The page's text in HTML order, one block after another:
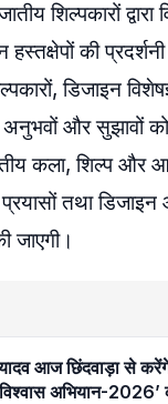
शिल्पकारों द्वारा
हस्तक्षेपों की
डिजाइन
और सुझावों को
कला, शिल्प और
तथा डिजाइन
जाएगी।
आज छिंदवाड़ा से
अभियान-2026’